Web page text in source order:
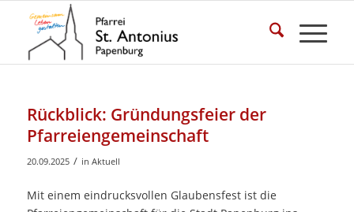
Rückblick: Gründungsfeier der
Pfarreiengemeinschaft
20.09.2025 / in Aktuell
Mit einem eindrucksvollen Glaubensfest ist die